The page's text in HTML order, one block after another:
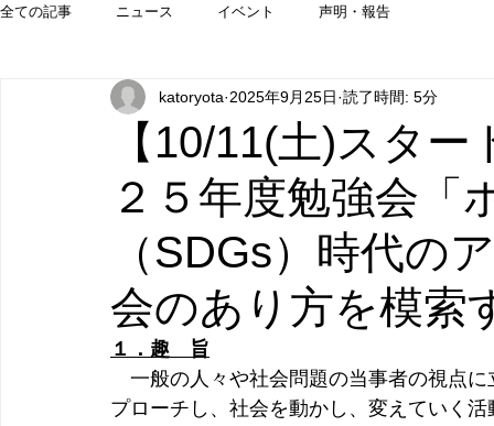
全ての記事 ニュース イベント 声明・報告
【10/11(土)スタ
２５年度勉強会「
（SDGs）時代の
会のあり方を模索
katoryota 2025年9月25日 読了時間: 5分
１．趣　旨
一般の人々や社会問題の当事者の視点
プローチし、社会を動かし、変えていく